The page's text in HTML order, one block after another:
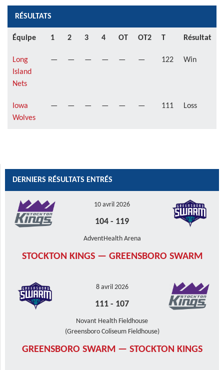
RÉSULTATS
Équipe 1 2 3 4 OT OT2 T Résultat
Long
Island
Nets
— — — — — — 122 Win
Iowa
Wolves
— — — — — — 111 Loss
DERNIERS RÉSULTATS ENTRÉS
10 avril 2026
104 - 119
AdventHealth Arena
STOCKTON KINGS — GREENSBORO SWARM
8 avril 2026
111 - 107
Novant Health Fieldhouse
(Greensboro Coliseum Fieldhouse)
GREENSBORO SWARM — STOCKTON KINGS